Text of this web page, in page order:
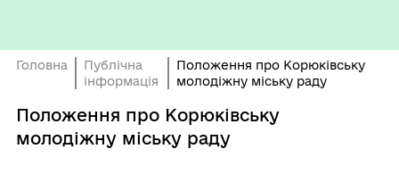
Головна
Публічна
інформація
Положення про Корюківську
молодіжну міську раду
Положення про Корюківську
молодіжну міську раду